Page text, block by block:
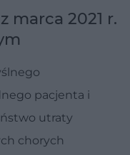
marca 2021 r.
pacjenta i
utraty
chorych